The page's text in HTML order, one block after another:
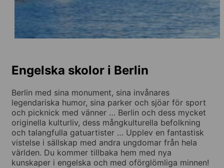
Engelska skolor i Berlin
Berlin med sina monument, sina invånares
legendariska humor, sina parker och sjöar för sport
och picknick med vänner … Berlin och dess mycket
originella kulturliv, dess mångkulturella befolkning
och talangfulla gatuartister … Upplev en fantastisk
vistelse i sällskap med andra ungdomar från hela
världen. Du kommer tillbaka hem med nya
kunskaper i engelska och med oförglömliga minnen!